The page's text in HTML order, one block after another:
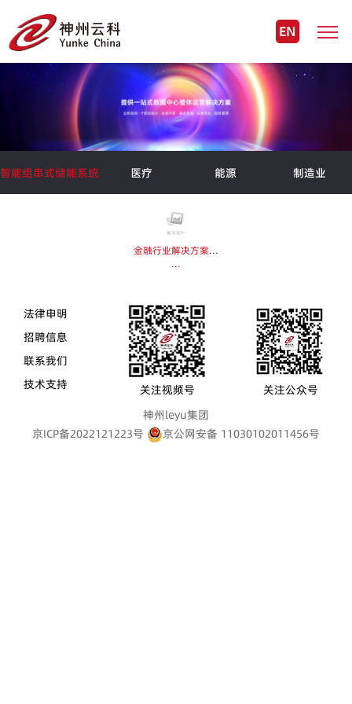
EN
智能组串式储能系统 医疗 能源 制造业
金融行业解决方案...
...
法律申明
招聘信息
联系我们
技术支持
关注视频号
关注公众号
神州leyu集团
京ICP备2022121223号
京公网安备 11030102011456号